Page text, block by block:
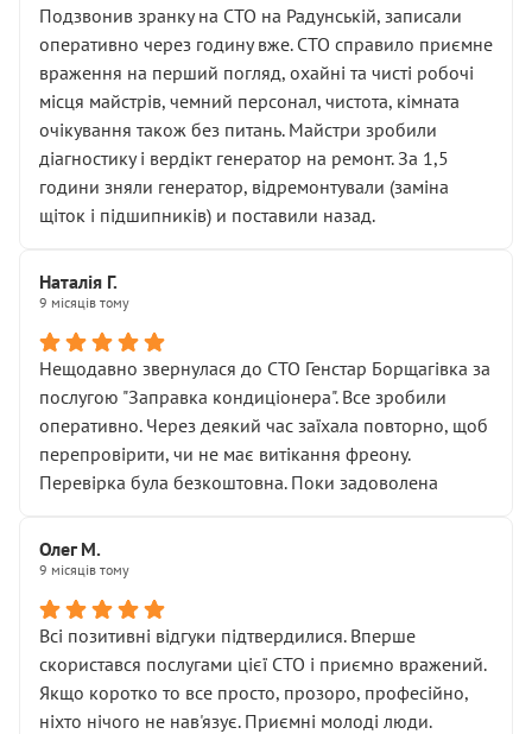
Подзвонив зранку на СТО на Радунській, записали
оперативно через годину вже. СТО справило приємне
враження на перший погляд, охайні та чисті робочі
місця майстрів, чемний персонал, чистота, кімната
очікування також без питань. Майстри зробили
діагностику і вердікт генератор на ремонт. За 1,5
години зняли генератор, відремонтували (заміна
щіток і підшипників) и поставили назад.
Наталія Г.
9 місяців тому
Нещодавно звернулася до СТО Генстар Борщагівка за
послугою "Заправка кондиціонера". Все зробили
оперативно. Через деякий час заїхала повторно, щоб
перепровірити, чи не має витікання фреону.
Перевірка була безкоштовна. Поки задоволена
Олег М.
9 місяців тому
Всі позитивні відгуки підтвердилися. Вперше
скористався послугами цієї СТО і приємно вражений.
Якщо коротко то все просто, прозоро, професійно,
ніхто нічого не нав'язує. Приємні молоді люди.